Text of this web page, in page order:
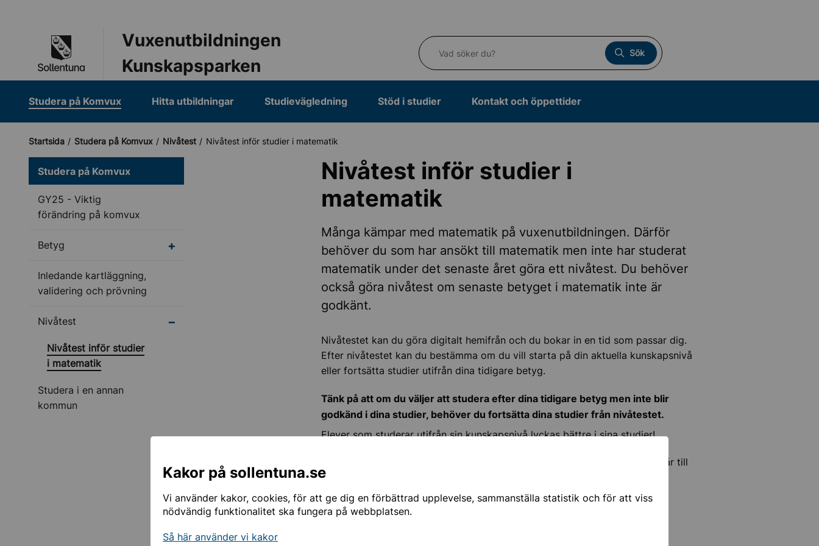
Kakor på sollentuna.se
Vi använder kakor, cookies, för att ge dig en förbättrad upplevelse, sammanställa statistik och för att viss
nödvändig funktionalitet ska fungera på webbplatsen.
Så här använder vi kakor
Vuxenutbildningen
Kunskapsparken
Vad söker du?
Sök
Studera på Komvux Hitta utbildningar Studievägledning Stöd i studier Kontakt och öppettider
Startsida Studera på Komvux Nivåtest Nivåtest inför studier i matematik
Studera på Komvux
GY25 - Viktig
förändring på komvux
Betyg Undermeny för Betyg
Inledande kartläggning,
validering och prövning
Nivåtest Undermeny för Nivåtest
Nivåtest inför studier
i matematik
Studera i en annan
kommun
Nivåtest inför studier i
matematik
Många kämpar med matematik på vuxenutbildningen. Därför
behöver du som har ansökt till matematik men inte har studerat
matematik under det senaste året göra ett nivåtest. Du behöver
också göra nivåtest om senaste betyget i matematik inte är
godkänt.
Nivåtestet kan du göra digitalt hemifrån och du bokar in en tid som passar dig.
Efter nivåtestet kan du bestämma om du vill starta på din aktuella kunskapsnivå
eller fortsätta studier utifrån dina tidigare betyg.
Tänk på att om du väljer att studera efter dina tidigare betyg men inte blir
godkänd i dina studier, behöver du fortsätta dina studier från nivåtestet.
Elever som studerar utifrån sin kunskapsnivå lyckas bättre i sina studier!
När du har skickat din ansökan får du mer information om hur nivåtestet går till
och vad du behöver göra.
Målet är att du ska lyckas med dina studier!